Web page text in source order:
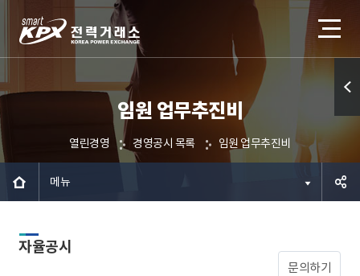
임원 업무추진비
열린경영 경영공시 목록 임원 업무추진비
메뉴
기
문의하기
자율공시